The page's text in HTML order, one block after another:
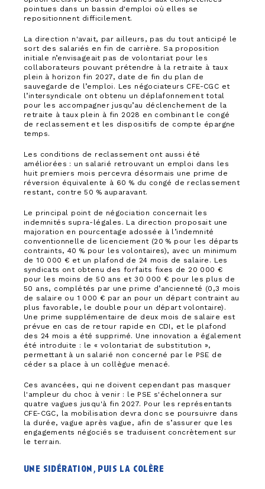
pointues dans un bassin d'emploi où elles se
repositionnent difficilement.
La direction n'avait, par ailleurs, pas du tout anticipé le
sort des salariés en fin de carrière. Sa proposition
initiale n’envisageait pas de volontariat pour les
collaborateurs pouvant prétendre à la retraite à taux
plein à horizon fin 2027, date de fin du plan de
sauvegarde de l’emploi. Les négociateurs CFE-CGC et
l’intersyndicale ont obtenu un déplafonnement total
pour les accompagner jusqu’au déclenchement de la
retraite à taux plein à fin 2028 en combinant le congé
de reclassement et les dispositifs de compte épargne
temps.
Les conditions de reclassement ont aussi été
améliorées : un salarié retrouvant un emploi dans les
huit premiers mois percevra désormais une prime de
réversion équivalente à 60 % du congé de reclassement
restant, contre 50 % auparavant.
Le principal point de négociation concernait les
indemnités supra-légales. La direction proposait une
majoration en pourcentage adossée à l’indemnité
conventionnelle de licenciement (20 % pour les départs
contraints, 40 % pour les volontaires), avec un minimum
de 10 000 € et un plafond de 24 mois de salaire. Les
syndicats ont obtenu des forfaits fixes de 20 000 €
pour les moins de 50 ans et 30 000 € pour les plus de
50 ans, complétés par une prime d’ancienneté (0,3 mois
de salaire ou 1 000 € par an pour un départ contraint au
plus favorable, le double pour un départ volontaire).
Une prime supplémentaire de deux mois de salaire est
prévue en cas de retour rapide en CDI, et le plafond
des 24 mois a été supprimé. Une innovation a également
été introduite : le « volontariat de substitution »,
permettant à un salarié non concerné par le PSE de
céder sa place à un collègue menacé.
Ces avancées, qui ne doivent cependant pas masquer
l'ampleur du choc à venir : le PSE s'échelonnera sur
quatre vagues jusqu'à fin 2027. Pour les représentants
CFE-CGC, la mobilisation devra donc se poursuivre dans
la durée, vague après vague, afin de s’assurer que les
engagements négociés se traduisent concrètement sur
le terrain.
une sidération, puis la colère